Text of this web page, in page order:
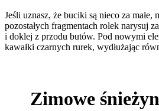
Jeśli uznasz, że buciki są nieco za małe,
pozostałych fragmentach rolek narysuj
i doklej z przodu butów. Pod nowymi
kawałki czarnych rurek, wydłużając
Zimowe